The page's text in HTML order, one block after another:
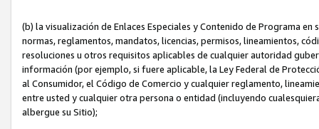
(b) la visualización de Enlaces Especiales y Contenido de Programa
normas, reglamentos, mandatos, licencias, permisos, lineamientos,
resoluciones u otros requisitos aplicables de cualquier autoridad
información (por ejemplo, si fuere aplicable, la Ley Federal de
al Consumidor, el Código de Comercio y cualquier reglamento,
entre usted y cualquier otra persona o entidad (incluyendo
albergue su Sitio);